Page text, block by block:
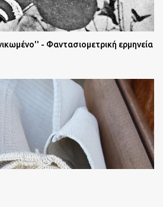
- Φαντασιομετρική ερμηνεία